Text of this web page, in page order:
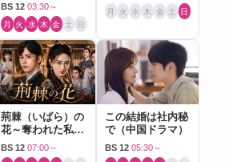
BS 12 03:30～
月 火 水 木 金 土 日
月 火 水 木 金 土 日
荊棘（いばら）の
花～奪われた私～
（中国ドラマ）
BS 12 07:00～
この結婚は社内秘
で（中国ドラマ）
BS 12 05:30～